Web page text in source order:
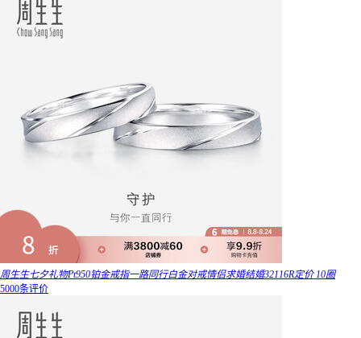
周生生七夕礼物Pt950铂金戒指一路同行白金对戒情侣求婚结婚32116R定价 10圈
5000条评价